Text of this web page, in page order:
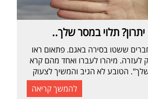
יתרון? תלוי במסר שלך..
על 2 חברים ששטו בסירה באגם. פתאום ראו
לעזרה. מיהרו לעברו ואחד מהם קרא
הטובע לא הגיב והמשיך לצעוק
וצעק אליו יותר חזק ויותר ברור:
שלך". ועדיין, היהודי לא עושה סימנים
להמשך קריאה